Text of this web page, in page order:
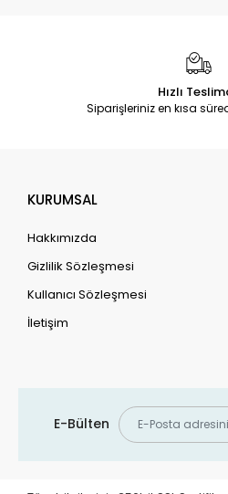
Hızlı
Siparişleriniz en kısa
KURUMSAL
Hakkımızda
Gizlilik Sözleşmesi
Kullanıcı Sözleşmesi
İletişim
E-Bülten